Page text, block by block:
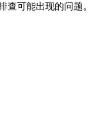
查可能出现的问题。